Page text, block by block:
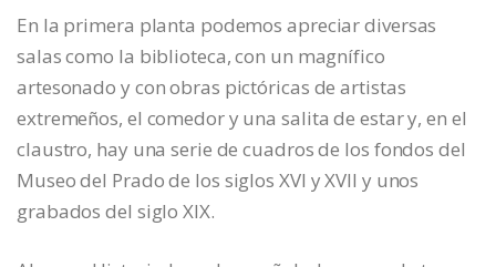
En la primera planta podemos apreciar diversas
salas como la biblioteca, con un magnífico
artesonado y con obras pictóricas de artistas
extremeños, el comedor y una salita de estar y, en el
claustro, hay una serie de cuadros de los fondos del
Museo del Prado de los siglos XVI y XVII y unos
grabados del siglo XIX.